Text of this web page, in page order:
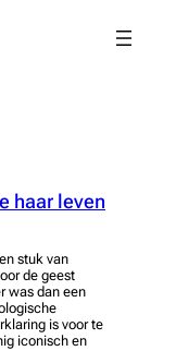
haar leven
stuk van
de geest
was dan een
is voor te
iconisch en